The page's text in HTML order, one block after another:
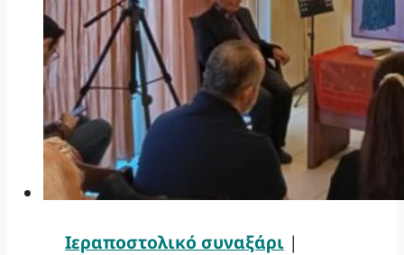
Ιεραποστολικό συναξάρι |